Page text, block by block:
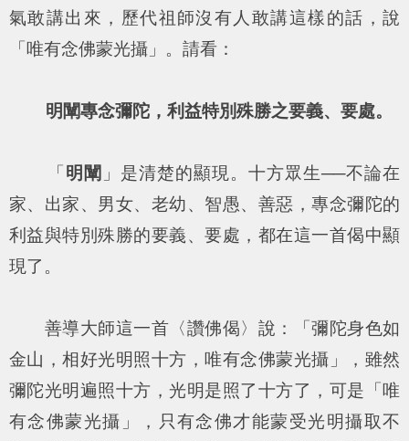
氣敢講出來，歷代祖師沒有人敢講這樣的話，說
「唯有念佛蒙光攝」。請看：
明闡專念彌陀，利益特別殊勝之要義、要處。
「 明闡 」是清楚的顯現。十方眾生──不論在
家、出家、男女、老幼、智愚、善惡，專念彌陀的
利益與特別殊勝的要義、要處，都在這一首偈中顯
現了。
善導大師這一首〈讚佛偈〉說：「 彌陀身色如
金山，相好光明照十方，唯有念佛蒙光攝 」，雖然
彌陀光明遍照十方，光明是照了十方了，可是「唯
有念佛蒙光攝」，只有念佛才能蒙受光明攝取不